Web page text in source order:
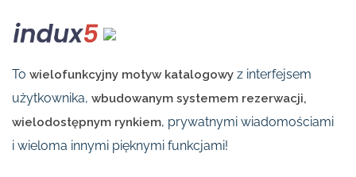
To wielofunkcyjny motyw katalogowy z interfejsem
użytkownika, wbudowanym systemem rezerwacji,
wielodostępnym rynkiem, prywatnymi wiadomościami
i wieloma innymi pięknymi funkcjami!